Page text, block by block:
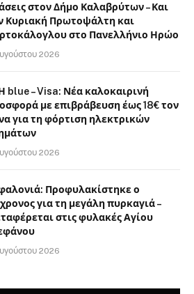
στον Δήμο Καλαβρύτων – Και
Κυριακή Πρωτοψάλτη και
στο Πανελλήνιο Ηρώο
2026
blue – Visa: Νέα καλοκαιρινή
με επιβράβευση έως 18€ τον
για τη φόρτιση ηλεκτρικών
2026
Προφυλακίστηκε ο
για τη μεγάλη πυρκαγιά –
στις φυλακές Αγίου
2026